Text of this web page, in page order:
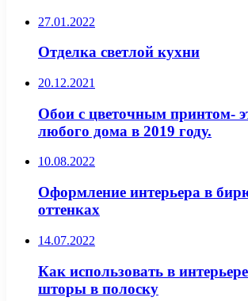
27.01.2022
Отделка светлой кухни
20.12.2021
Обои с цветочным принтом-
любого дома в 2019 году.
10.08.2022
Оформление интерьера в
оттенках
14.07.2022
Как использовать в
шторы в полоску